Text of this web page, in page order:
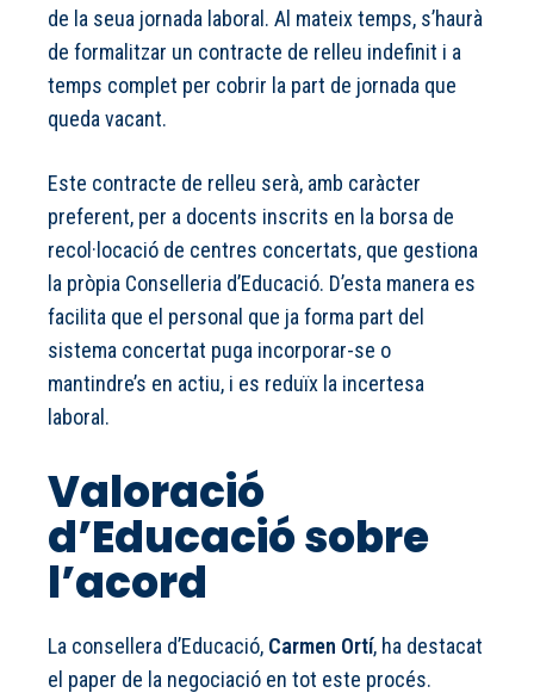
de la seua jornada laboral. Al mateix temps, s’haurà
de formalitzar un contracte de relleu indefinit i a
temps complet per cobrir la part de jornada que
queda vacant.
Este contracte de relleu serà, amb caràcter
preferent, per a docents inscrits en la borsa de
recol·locació de centres concertats, que gestiona
la pròpia Conselleria d’Educació. D’esta manera es
facilita que el personal que ja forma part del
sistema concertat puga incorporar-se o
mantindre’s en actiu, i es reduïx la incertesa
laboral.
Valoració
d’Educació sobre
l’acord
La consellera d’Educació, Carmen Ortí, ha destacat
el paper de la negociació en tot este procés.